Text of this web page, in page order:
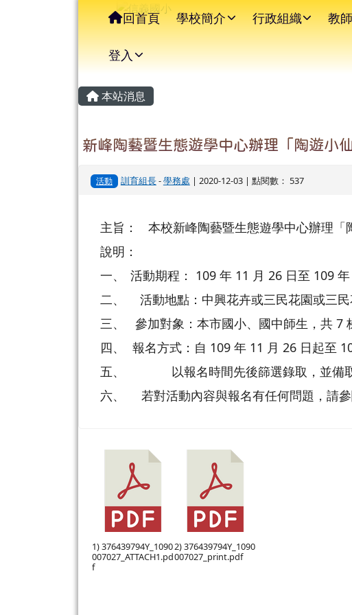
信義國小導覽列
回首頁 學校簡介 行政組織 教
登入
主內容區域
本站消息
新峰陶藝暨生態遊學中心辦理「陶遊小
活動 訓育組長-學務處 | 2020-12-03 | 點閱數： 537
主旨：
本校新峰陶藝暨生態遊學中心辦理「
說明：
一、
活動期程： 109 年 11 月 26 日至 109
二、
活動地點：中興花卉或三民花園或三
三、
參加對象：本市國小、國中師生，共 7
四、
報名方式：自 109 年 11 月 26 日起至
五、
以報名時間先後篩選錄取，並備
六、
若對活動內容與報名有任何問題，請
1) 376439794Y_1090
007027_ATTACH1.pd
f
2) 376439794Y_1090
007027_print.pdf
頁尾區域